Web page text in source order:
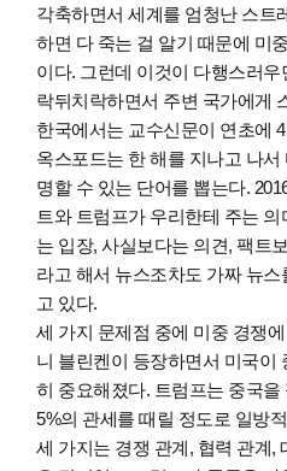
각축하면서 세계를 엄청난 스트
하면 다 죽는 걸 알기 때문에 미
이다. 그런데 이것이 다행스러
락뒤치락하면서 주변 국가에게
한국에서는 교수신문이 연초에
옥스포드는 한 해를 지나고 나
명할 수 있는 단어를 뽑는다.
트와 트럼프가 우리한테 주는
는 입장, 사실보다는 의견, 팩트
라고 해서 뉴스조차도 가짜 뉴
고 있다.
세 가지 문제점 중에 미중 경쟁
니 블린켄이 등장하면서 미국이
히 중요해졌다. 트럼프는 중국
5%의 관세를 때릴 정도로 일방
세 가지는 경쟁 관계, 협력 관계,